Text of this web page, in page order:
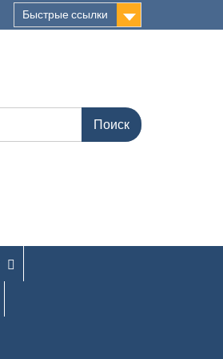
Быстрые ссылки